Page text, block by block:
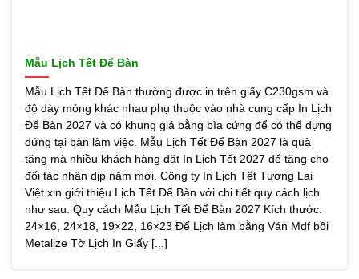
Mẫu Lịch Tết Để Bàn
Mẫu Lịch Tết Để Bàn thường được in trên giấy C230gsm và
độ dày mỏng khác nhau phụ thuộc vào nhà cung cấp In Lịch
Để Bàn 2027 và có khung giá bằng bìa cứng để có thể dựng
đứng tại bàn làm việc. Mẫu Lịch Tết Để Bàn 2027 là quà
tặng mà nhiều khách hàng đặt In Lịch Tết 2027 để tặng cho
đối tác nhân dịp năm mới. Công ty In Lịch Tết Tương Lai
Việt xin giới thiệu Lịch Tết Để Bàn với chi tiết quy cách lịch
như sau: Quy cách Mẫu Lịch Tết Để Bàn 2027 Kích thước:
24×16, 24×18, 19×22, 16×23 Đế Lịch làm bằng Ván Mdf bồi
Metalize Tờ Lịch In Giấy [...]